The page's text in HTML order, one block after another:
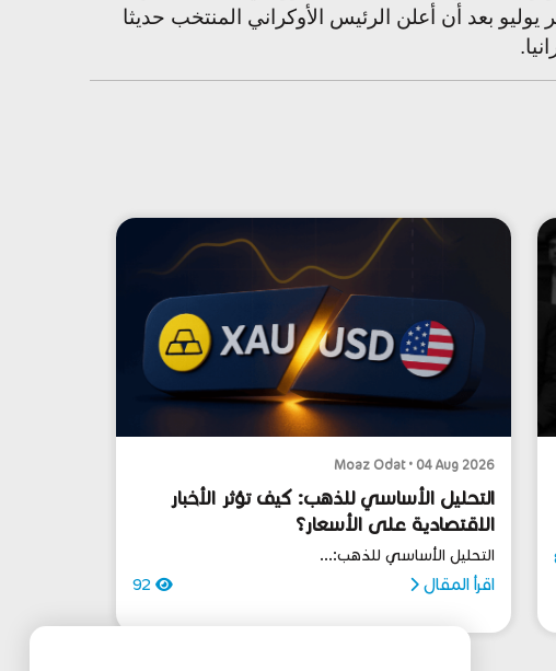
بعد أن أعلن الرئيس الأوكراني المنتخب حديثا
Moaz Odat • 04 Aug 2026
التحليل الأساسي للذهب: كيف تؤثر الأخبار
الاقتصادية على الأسعار؟
التحليل الأساسي للذهب:...
اقرأ المقال 92